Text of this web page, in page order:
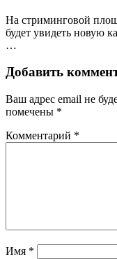
На стриминговой
будет увидеть новую
…
Добавить
Ваш адрес email не
помечены *
Комментарий *
Имя *